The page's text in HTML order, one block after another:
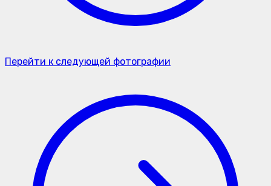
Перейти к следующей фотографии